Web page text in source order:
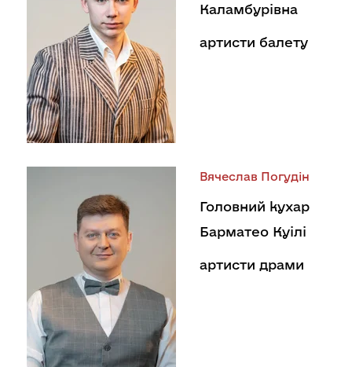
Каламбурівна
артисти балету
Вячеслав Погудін
Головний кухар
Барматео Куілі
артисти драми